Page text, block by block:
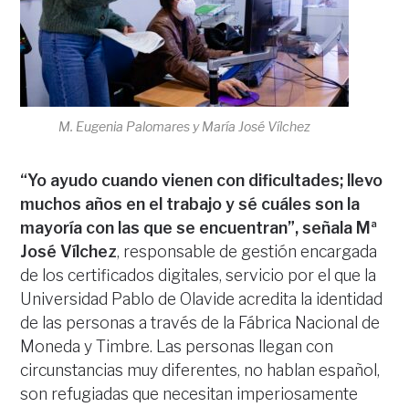
M. Eugenia Palomares y María José Vílchez
“Yo ayudo cuando vienen con dificultades; llevo
muchos años en el trabajo y sé cuáles son la
mayoría con las que se encuentran”, señala Mª
José Vílchez, responsable de gestión encargada
de los certificados digitales, servicio por el que la
Universidad Pablo de Olavide acredita la identidad
de las personas a través de la Fábrica Nacional de
Moneda y Timbre. Las personas llegan con
circunstancias muy diferentes, no hablan español,
son refugiadas que necesitan imperiosamente